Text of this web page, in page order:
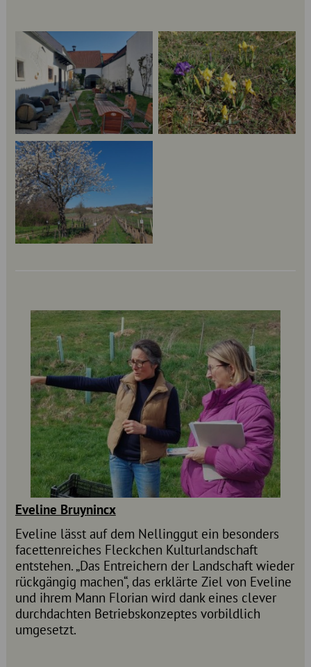
Eveline Bruynincx
Eveline lässt auf dem Nellinggut ein besonders
facettenreiches Fleckchen Kulturlandschaft
entstehen. „Das Entreichern der Landschaft wieder
rückgängig machen“, das erklärte Ziel von Eveline
und ihrem Mann Florian wird dank eines clever
durchdachten Betriebskonzeptes vorbildlich
umgesetzt.